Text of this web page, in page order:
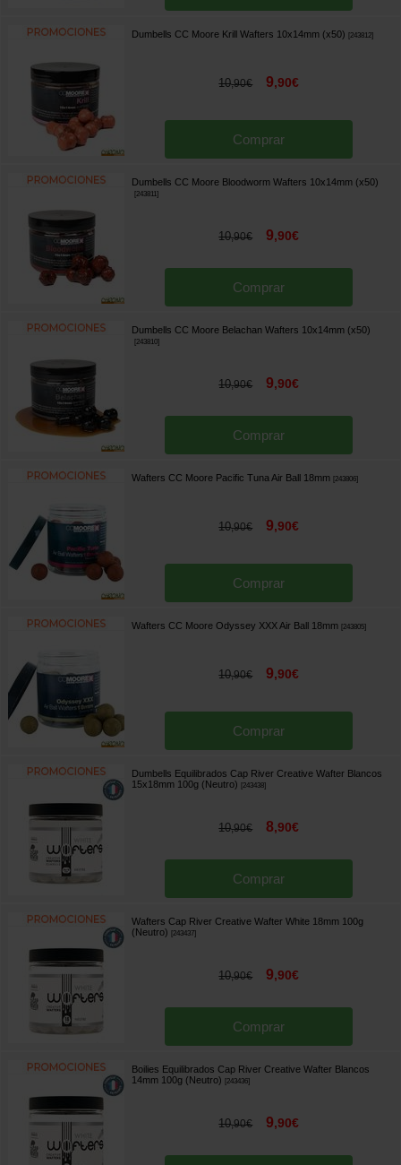
Dumbells CC Moore Krill Wafters 10x14mm (x50) [243812]
10,90€ 9,90€
Comprar
Dumbells CC Moore Bloodworm Wafters 10x14mm (x50)
[243811]
10,90€ 9,90€
Comprar
Dumbells CC Moore Belachan Wafters 10x14mm (x50)
[243810]
10,90€ 9,90€
Comprar
Wafters CC Moore Pacific Tuna Air Ball 18mm [243806]
10,90€ 9,90€
Comprar
Wafters CC Moore Odyssey XXX Air Ball 18mm [243805]
10,90€ 9,90€
Comprar
Dumbells Equilibrados Cap River Creative Wafter Blancos
15x18mm 100g (Neutro) [243438]
10,90€ 8,90€
Comprar
Wafters Cap River Creative Wafter White 18mm 100g
(Neutro) [243437]
10,90€ 9,90€
Comprar
Boilies Equilibrados Cap River Creative Wafter Blancos
14mm 100g (Neutro) [243436]
10,90€ 9,90€